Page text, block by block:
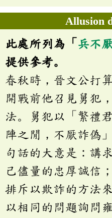
Allusion
此處所列為「 兵不
提供參考。
春秋時，晉文公打
開戰前他召見舅犯
法。舅犯以「繁禮
陣之閒，不厭詐偽
句話的大意是：講
己儘量的忠厚誠信
排斥以欺詐的方法
以相同的問題詢問